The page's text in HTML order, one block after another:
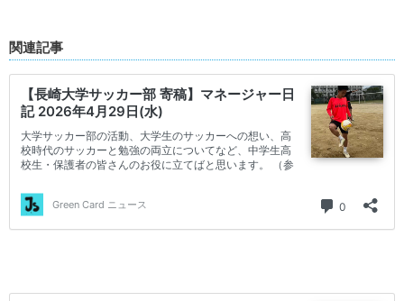
関連記事